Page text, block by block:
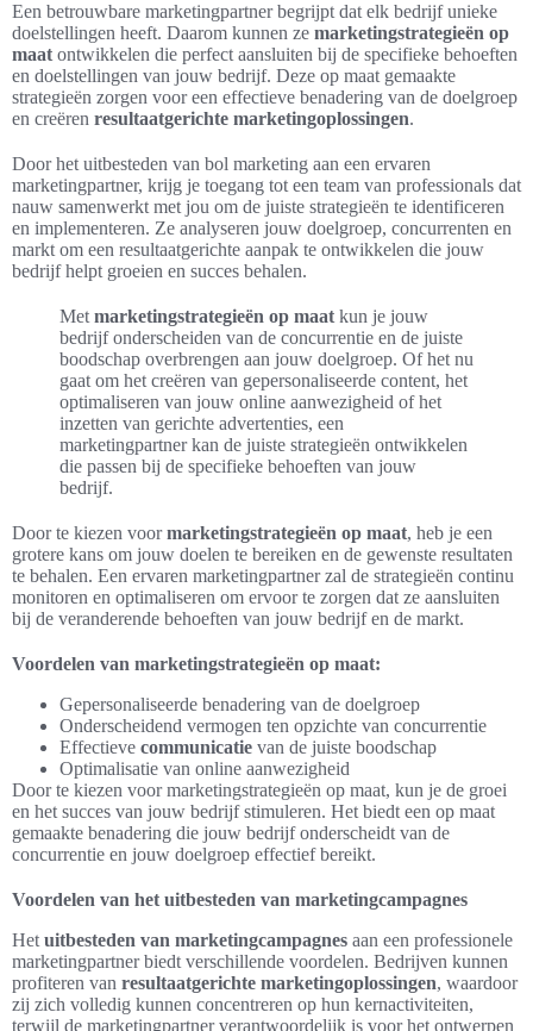
Een betrouwbare marketingpartner begrijpt dat elk bedrijf unieke
doelstellingen heeft. Daarom kunnen ze marketingstrategieën op
maat ontwikkelen die perfect aansluiten bij de specifieke behoeften
en doelstellingen van jouw bedrijf. Deze op maat gemaakte
strategieën zorgen voor een effectieve benadering van de doelgroep
en creëren resultaatgerichte marketingoplossingen.
Door het uitbesteden van bol marketing aan een ervaren
marketingpartner, krijg je toegang tot een team van professionals dat
nauw samenwerkt met jou om de juiste strategieën te identificeren
en implementeren. Ze analyseren jouw doelgroep, concurrenten en
markt om een resultaatgerichte aanpak te ontwikkelen die jouw
bedrijf helpt groeien en succes behalen.
Met marketingstrategieën op maat kun je jouw
bedrijf onderscheiden van de concurrentie en de juiste
boodschap overbrengen aan jouw doelgroep. Of het nu
gaat om het creëren van gepersonaliseerde content, het
optimaliseren van jouw online aanwezigheid of het
inzetten van gerichte advertenties, een
marketingpartner kan de juiste strategieën ontwikkelen
die passen bij de specifieke behoeften van jouw
bedrijf.
Door te kiezen voormarketingstrategieën op maat, heb je een
grotere kans om jouw doelen te bereiken en de gewenste resultaten
te behalen. Een ervaren marketingpartner zal de strategieën continu
monitoren en optimaliseren om ervoor te zorgen dat ze aansluiten
bij de veranderende behoeften van jouw bedrijf en de markt.
Voordelen van marketingstrategieën op maat:
Gepersonaliseerde benadering van de doelgroep
Onderscheidend vermogen ten opzichte van concurrentie
Effectieve communicatie van de juiste boodschap
Optimalisatie van online aanwezigheid
Door te kiezen voor marketingstrategieën op maat, kun je de groei
en het succes van jouw bedrijf stimuleren. Het biedt een op maat
gemaakte benadering die jouw bedrijf onderscheidt van de
concurrentie en jouw doelgroep effectief bereikt.
Voordelen van het uitbesteden van marketingcampagnes
Het uitbesteden van marketingcampagnes aan een professionele
marketingpartner biedt verschillende voordelen. Bedrijven kunnen
profiteren van resultaatgerichte marketingoplossingen, waardoor
zij zich volledig kunnen concentreren op hun kernactiviteiten,
terwijl de marketingpartner verantwoordelijk is voor het ontwerpen